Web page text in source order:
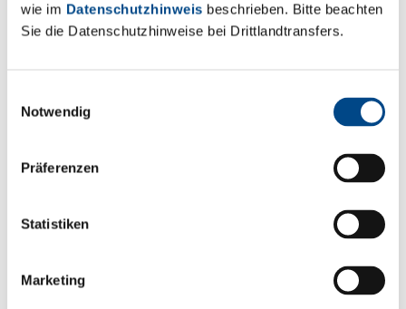
wie im Datenschutzhinweis beschrieben. Bitte beachten
Sie die Datenschutzhinweise bei Drittlandtransfers.
Notwendig
Präferenzen
Statistiken
Marketing
Ihr Standort in Göteburg - Mölndal